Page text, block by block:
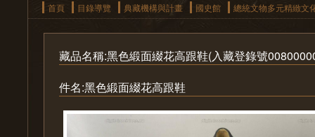
首頁
目錄導覽 典藏機構與計畫 國史館 總統文物多元精緻文
藏品名稱:黑色緞面綴花高跟鞋(入藏登錄號
件名:黑色緞面綴花高跟鞋